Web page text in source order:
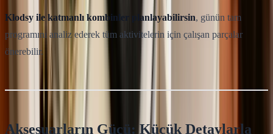
Klodsy ile katmanlı kombinler planlayabilirsin, günün tam
programını analiz ederek tüm aktivitelerin için çalışan parçalar
önerebilir.
Aksesuarların Gücü: Küçük Detaylarla